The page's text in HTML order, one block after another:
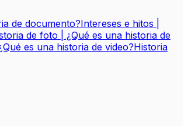
de documento?Intereses e hitos |
de foto | ¿Qué es una historia de
es una historia de video?Historia